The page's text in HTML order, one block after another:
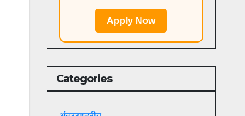
Apply Now
Categories